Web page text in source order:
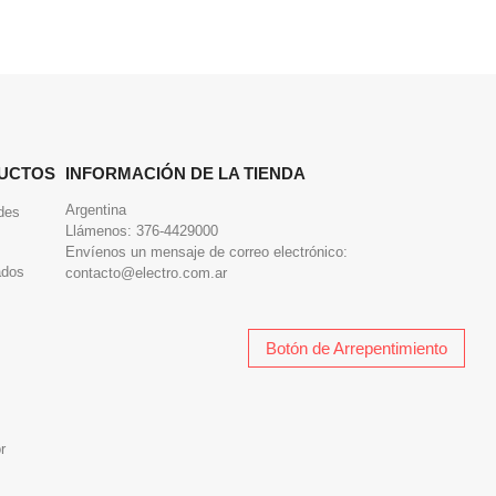
INFORMACIÓN DE LA TIENDA
Argentina
Llámenos: 376-4429000
Envíenos un mensaje de correo electrónico:
contacto@electro.com.ar
Botón de Arrepentimiento